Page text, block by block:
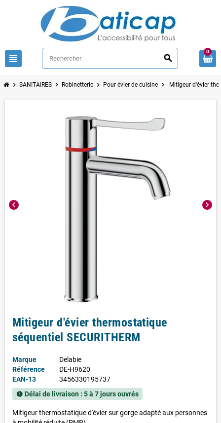
view_headline search
0
chevron_right SANITAIRES chevron_right Robinetterie chevron_right Pour évier de cuisine chevron_right Mitigeur d'évier
chevron_left chevron_right
Mitigeur d'évier thermostatique
séquentiel SECURITHERM
Marque
Delabie
Référence
DE-H9620
EAN-13
3456330195737
new_releases Délai de livraison : 5 à 7 jours ouvrés
Mitigeur thermostatique d'évier sur gorge adapté aux personnes